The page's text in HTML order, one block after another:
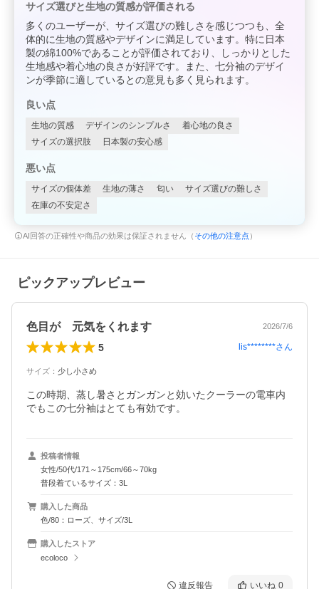
サイズ選びと生地の質感が評価される
多くのユーザーが、サイズ選びの難しさを感じつつも、全
体的に生地の質感やデザインに満足しています。特に日本
製の綿100%であることが評価されており、しっかりとした
生地感や着心地の良さが好評です。また、七分袖のデザイ
ンが季節に適しているとの意見も多く見られます。
良い点
生地の質感 デザインのシンプルさ
着心地の良さ
サイズの選択肢
日本製の安心感
悪い点
サイズの個体差 生地の薄さ 匂い
サイズ選びの難しさ
在庫の不安定さ
AI回答の正確性や商品の効果は保証されません（ その他の注意点 ）
ピックアップレビュー
色目が 元気をくれます 2026/7/6
5 lis********さん
サイズ ： 少し小さめ
この時期、蒸し暑さとガンガンと効いたクーラーの電車内
投稿者情報
女性/50代/171～175cm/66～70kg
普段着ているサイズ：3L
購入した商品
色/80：ローズ、サイズ/3L
購入したストア
ecoloco
違反報告 いいね 0